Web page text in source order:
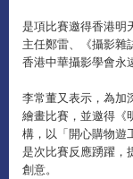
是項比賽邀得香港明
主任鄭雷、《攝影雜
香港中華攝影學會永
李常董又表示，為加
繪畫比賽，並邀得《
構，以「開心購物遊
是次比賽反應踴躍，
創意。